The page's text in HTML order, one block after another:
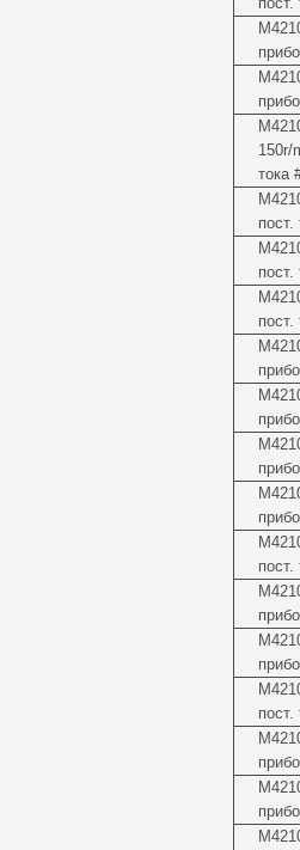
150r/
тока
пост.
пост.
пост.
пост.
пост.